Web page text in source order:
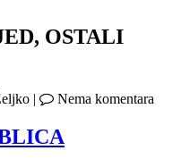
OSTALI
| Nema komentara